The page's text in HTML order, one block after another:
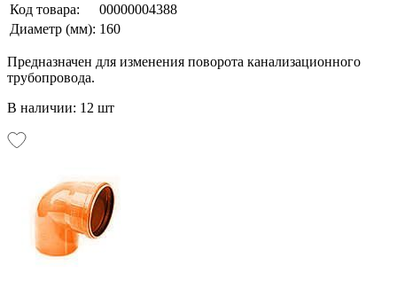
Код товара:
00000004388
Диаметр (мм): 160
Предназначен для изменения поворота канализационного
трубопровода.
В наличии: 12 шт